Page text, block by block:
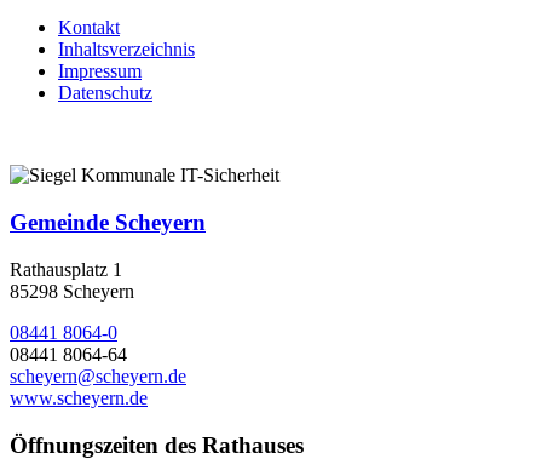
Kontakt
Inhaltsverzeichnis
Impressum
Datenschutz
Gemeinde Scheyern
Rathausplatz 1
85298 Scheyern
08441 8064-0
08441 8064-64
scheyern@scheyern.de
www.scheyern.de
Öffnungszeiten des Rathauses